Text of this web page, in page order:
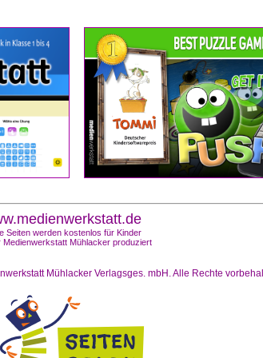
Seiten werden kostenlos für Kinder
Medienwerkstatt Mühlacker produziert
Mühlacker Verlagsges. mbH. Alle Rechte